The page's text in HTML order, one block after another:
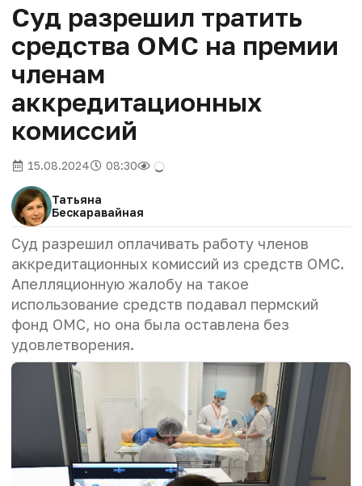
Суд разрешил тратить
средства ОМС на премии
членам
аккредитационных
комиссий
15.08.2024 08:30
Татьяна
Бескаравайная
Суд разрешил оплачивать работу членов
аккредитационных комиссий из средств ОМС.
Апелляционную жалобу на такое
использование средств подавал пермский
фонд ОМС, но она была оставлена без
удовлетворения.